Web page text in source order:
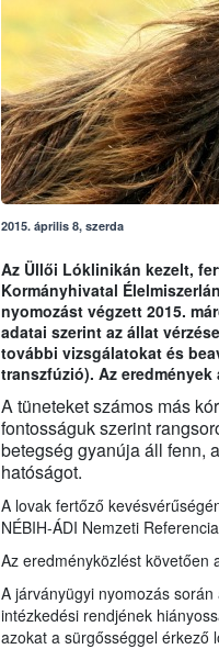
2015. április 8, szerda
Az Üllői Lóklinikán kezelt,
Kormányhivatal
nyomozást végzett 2015.
adatai szerint az állat
további vizsgálatokat és
transzfúzió). Az
A tüneteket számos más
fontosságuk szerint
betegség gyanúja áll fenn,
hatóságot.
A lovak fertőző
NÉBIH-ÁDI Nemzeti
Az eredményközlést követően
A járványügyi nyomozás
intézkedési rendjének
azokat a sürgősséggel érkező